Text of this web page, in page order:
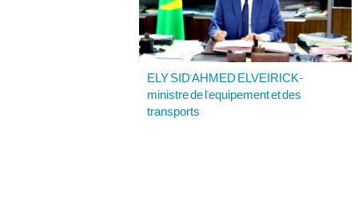
ELY SID'AHMED ELVEIRICK-
ministre de l'equipement et des
transports